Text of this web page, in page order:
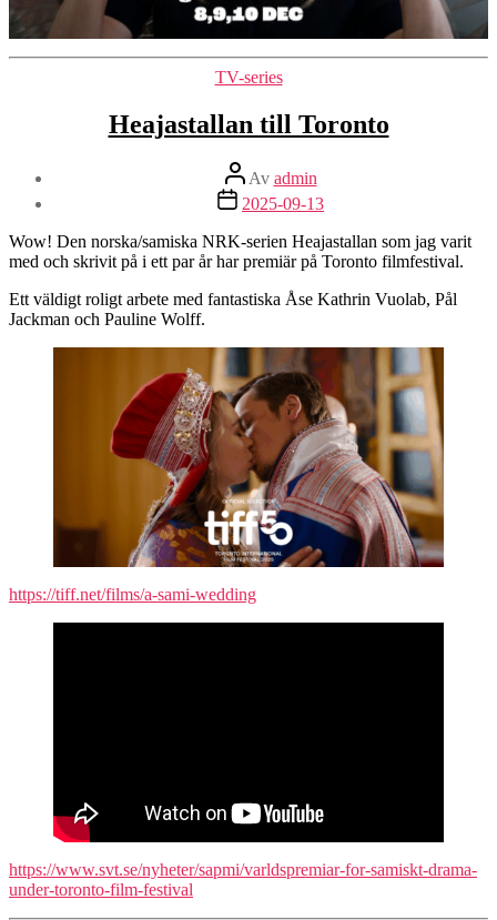
Kategorier
TV-series
Heajastallan till Toronto
Inläggsförfattare
Av admin
Inläggsdatum
2025-09-13
Wow! Den norska/samiska NRK-serien Heajastallan som jag varit
med och skrivit på i ett par år har premiär på Toronto filmfestival.
Ett väldigt roligt arbete med fantastiska Åse Kathrin Vuolab, Pål
Jackman och Pauline Wolff.
https://tiff.net/films/a-sami-wedding
https://www.svt.se/nyheter/sapmi/varldspremiar-for-samiskt-drama-
under-toronto-film-festival